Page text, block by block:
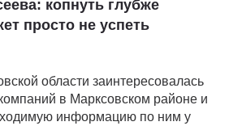
копнуть глубже
просто не успеть
области заинтересовалась
в Марксовском районе и
информацию по ним у